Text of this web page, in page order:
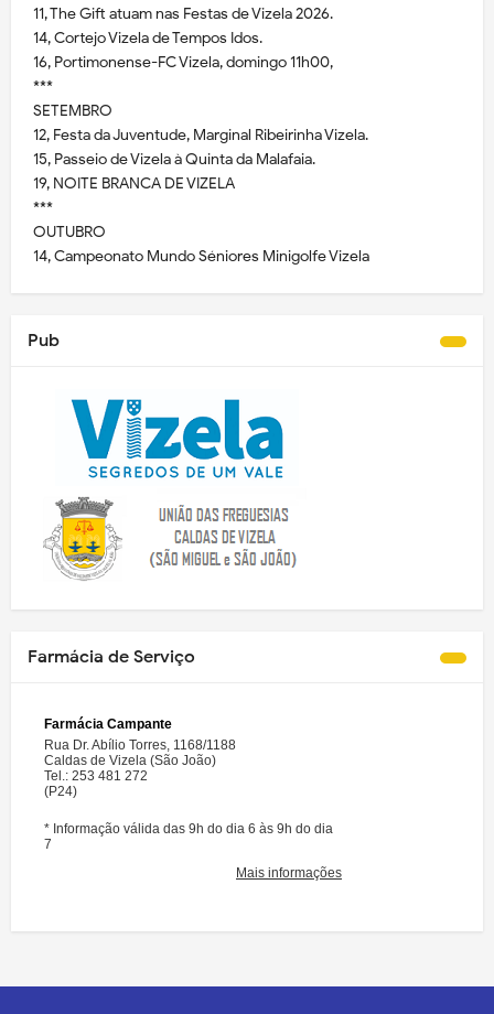
11, The Gift atuam nas Festas de Vizela 2026.
14, Cortejo Vizela de Tempos Idos.
16, Portimonense-FC Vizela, domingo 11h00,
***
SETEMBRO
12, Festa da Juventude, Marginal Ribeirinha Vizela.
15, Passeio de Vizela à Quinta da Malafaia.
19, NOITE BRANCA DE VIZELA
***
OUTUBRO
14, Campeonato Mundo Séniores Minigolfe Vizela
Pub
Farmácia de Serviço